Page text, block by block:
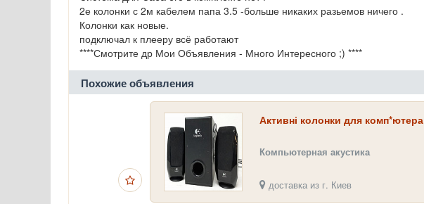
2е колонки с 2м кабелем папа 3.5 -больше никаких разьемов ничего .
Колонки как новые.
подключал к плееру всё работают
****Смотрите др Мои Объявления - Много Интересного ;) ****
Похожие объявления
Активні колонки для комп*ютера
Компьютерная акустика
доставка из г. Киев